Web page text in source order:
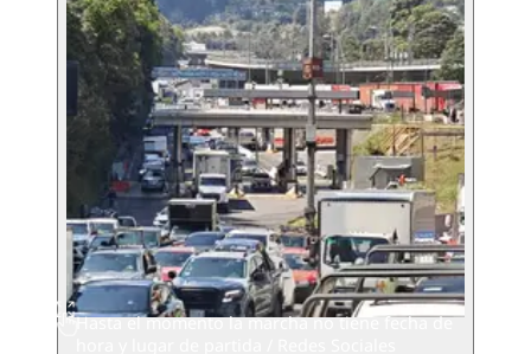
Hasta el momento la marcha no tiene fecha de